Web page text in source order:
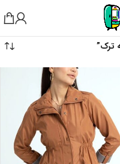
ترک”